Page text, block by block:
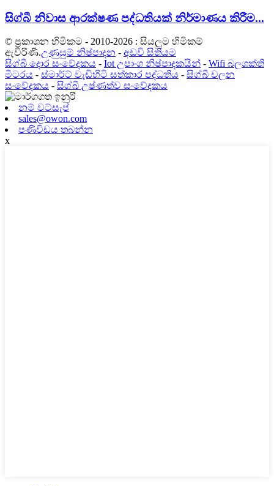
සිග්බී නිවාස ආරක්ෂණ පද්ධතියක් නිර්මාණය කිරීම...
© ප්‍රකාශන හිමිකම - 2010-2026 : සියලුම හිමිකම්
ඇවිරිණි.උණුසුම් නිෂ්පාදන - අඩවි සිතියම
සිග්බී දොර සංවේදකය - Iot උපාංග නිෂ්පාදකයින් - Wifi බලශක්ති
මීටරය - ස්මාර්ට් වැඩිහිටි සත්කාර පද්ධතිය - සිග්බී චලන
සංවේදකය - සිග්බී උෂ්ණත්ව සංවේදකය
නම් වට්සැප්
sales@owon.com
පණිවිඩය තබන්න
x